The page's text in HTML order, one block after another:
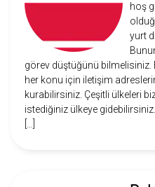
hoş
yurt
görev düştüğünü bilmelisiniz.
her konu için iletişim
kurabilirsiniz. Çeşitli ülkeleri
istediğiniz ülkeye